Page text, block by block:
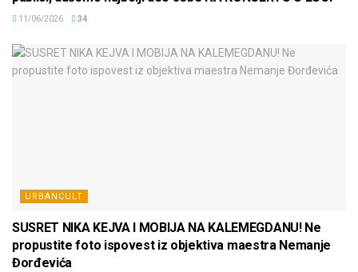
11/06/2026 34
URBANCULT
SUSRET NIKA KEJVA I MOBIJA NA KALEMEGDANU! Ne
propustite foto ispovest iz objektiva maestra Nemanje
Đorđevića